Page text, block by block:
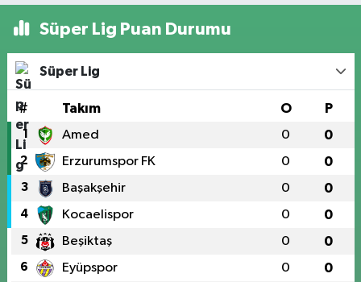
Süper Lig Puan Durumu
Süper Lig
# Takım O P
1 Amed 0 0
2 Erzurumspor FK 0 0
3 Başakşehir 0 0
4 Kocaelispor 0 0
5 Beşiktaş 0 0
6 Eyüpspor 0 0